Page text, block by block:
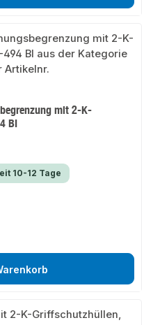
mit 2-K-
BI
10-12 Tage